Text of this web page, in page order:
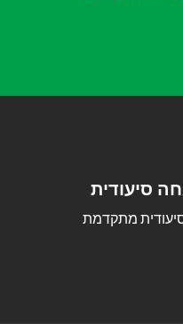
סיעודית
מתקדמת